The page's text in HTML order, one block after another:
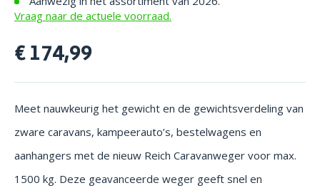
Vraag naar de actuele voorraad.
€ 174,99
Meet nauwkeurig het gewicht en de gewichtsverdeling van
zware caravans, kampeerauto’s, bestelwagens en
aanhangers met de nieuw Reich Caravanweger voor max.
1500 kg. Deze geavanceerde weger geeft snel en